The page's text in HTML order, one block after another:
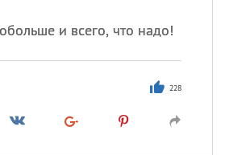
и всего, что надо!
228